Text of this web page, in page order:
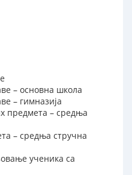
– основна школа
– гимназија
предмета – средња
– средња стручна
ученика са